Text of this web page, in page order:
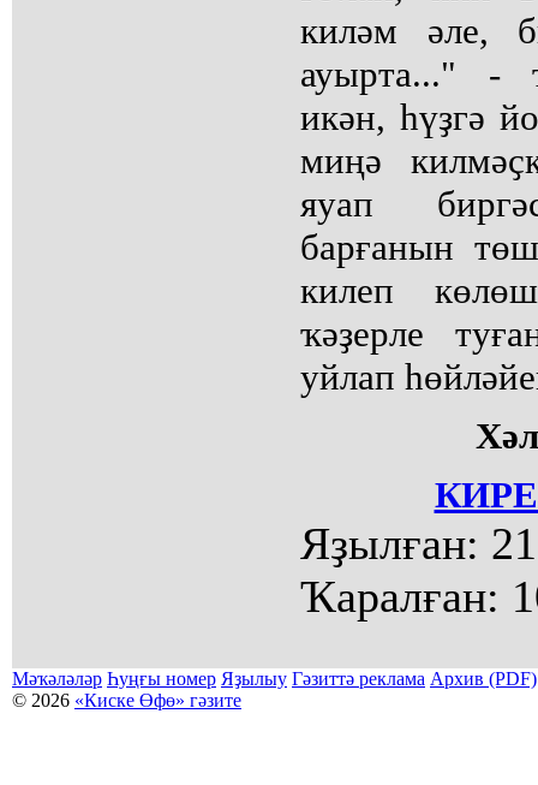
киләм әле,
ауырта..." -
икән, һүҙгә
миңә
яуап
барғанын
килеп
ҡәҙерле
уйлап
Яҙылған:
Ҡаралған:
Мәҡәләләр Һуңғы номер Яҙылыу Гәзиттә реклама Архив (PDF)
© 2026 «Киске Өфө» гәзите